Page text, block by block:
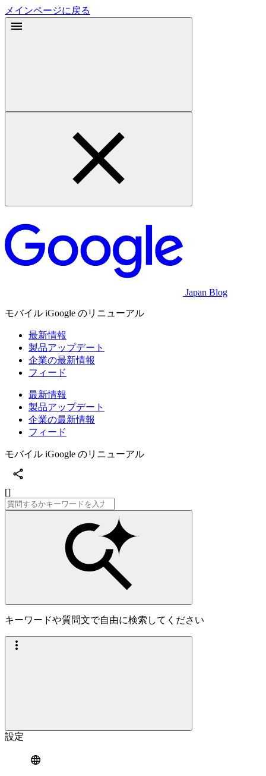
メインページに戻る
Japan Blog
モバイル iGoogle のリニューアル
最新情報
製品アップデート
企業の最新情報
フィード
最新情報
製品アップデート
企業の最新情報
フィード
モバイル iGoogle のリニューアル
[]
キーワードや質問文で自由に検索してください
設定